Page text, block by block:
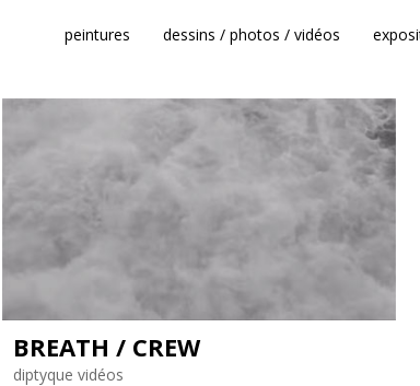
peintures dessins / photos / vidéos
BREATH / CREW
diptyque vidéos